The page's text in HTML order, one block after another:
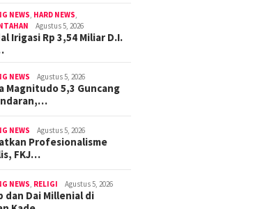
NEWS HARD NEWS
Agustus 5, 2026
Irigasi Rp 3,54 Miliar D.I.
NEWS Agustus 5, 2026
Magnitudo 5,3 Guncang
NEWS Agustus 5, 2026
Profesionalisme
FKJ…
NEWS RELIGI Agustus 5, 2026
dan Dai Millenial di